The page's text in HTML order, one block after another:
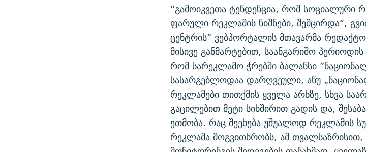
”გამოიკვეთა ტენდენცია, რომ სოციალური
ფარული რეკლამის ნიშნები, შემცირდა“,
ცენტრის” ვებპორტალის მთავარმა
მისივე განმარტებით, საანგარიშო
რომ სარეკლამო ჭრებში ბალანსი
სასარგებლოდაა დარღვეული, ანუ
რეკლამები თითქმის ყველა არხზე, სხვა
გაცილებით მეტი სიხშირით გადის და,
ეთმობა. რაც შეეხება უშუალოდ რეკლამის
რეკლამა მოგვითხრობს, ამ თვალსაზრისით,